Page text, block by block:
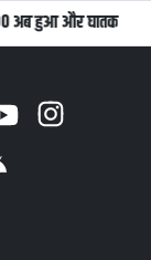
अब हुआ और घातक